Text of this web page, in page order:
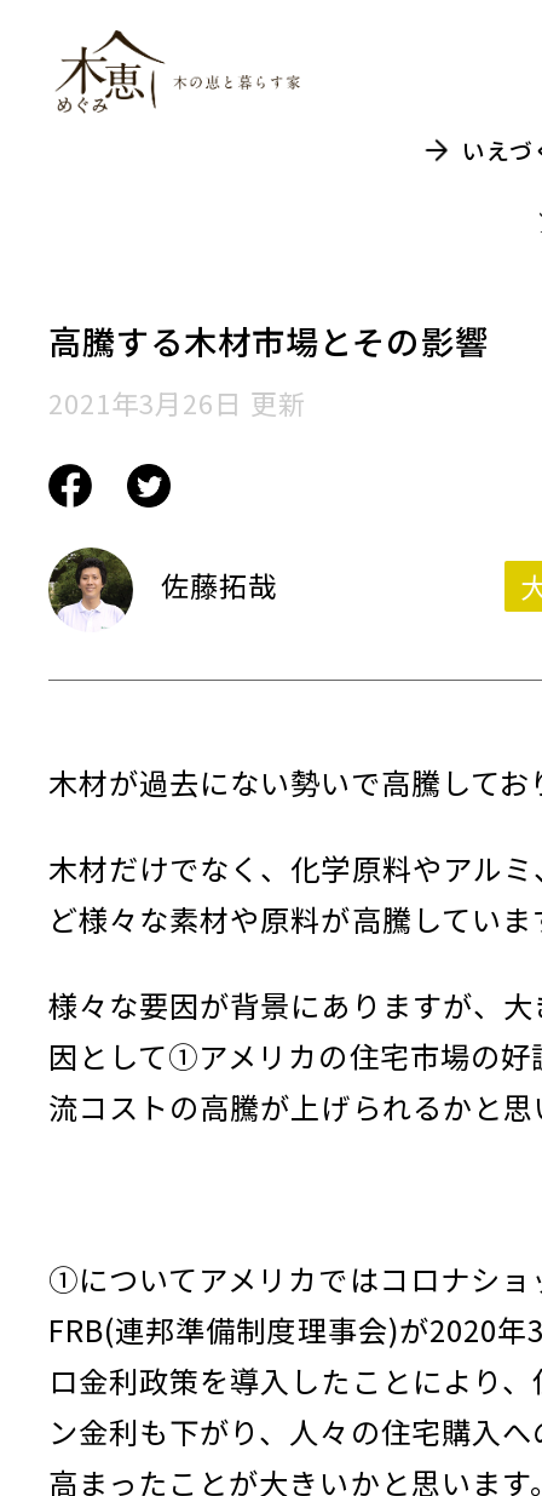
いえ
高騰する木材市場とその影響
2021年3月26日 更新
佐藤拓哉
木材が過去にない勢いで高騰してお
木材だけでなく、化学原料やアル
ど様々な素材や原料が高騰していま
様々な要因が背景にありますが、
因として①アメリカの住宅市場の
流コストの高騰が上げられるかと思
①についてアメリカではコロナショ
FRB(連邦準備制度理事会)が2020年
ロ金利政策を導入したことにより
ン金利も下がり、人々の住宅購入
高まったことが大きいかと思います